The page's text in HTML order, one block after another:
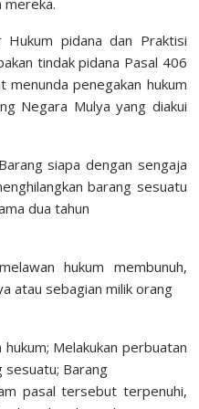
mereka.
Hukum pidana dan Praktisi
tindak pidana Pasal 406
penegakan hukum
Negara Mulya yang diakui
siapa dengan sengaja
barang sesuatu
dua tahun
hukum membunuh,
atau sebagian milik orang
Melakukan perbuatan
sesuatu; Barang
pasal tersebut terpenuhi,